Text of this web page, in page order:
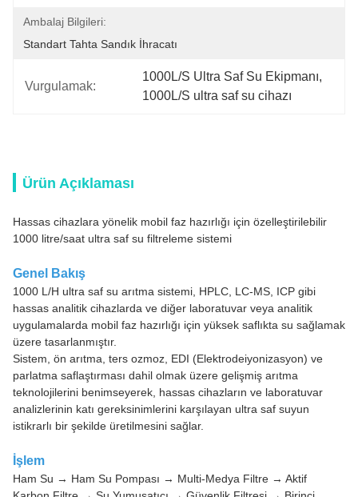
Ambalaj Bilgileri:
Standart Tahta Sandık İhracatı
Vurgulamak:
1000L/S Ultra Saf Su Ekipmanı,
1000L/S ultra saf su cihazı
Ürün Açıklaması
Hassas cihazlara yönelik mobil faz hazırlığı için özelleştirilebilir
1000 litre/saat ultra saf su filtreleme sistemi
Genel Bakış
1000 L/H ultra saf su arıtma sistemi, HPLC, LC-MS, ICP gibi
hassas analitik cihazlarda ve diğer laboratuvar veya analitik
uygulamalarda mobil faz hazırlığı için yüksek saflıkta su sağlamak
üzere tasarlanmıştır.
Sistem, ön arıtma, ters ozmoz, EDI (Elektrodeiyonizasyon) ve
parlatma saflaştırması dahil olmak üzere gelişmiş arıtma
teknolojilerini benimseyerek, hassas cihazların ve laboratuvar
analizlerinin katı gereksinimlerini karşılayan ultra saf suyun
istikrarlı bir şekilde üretilmesini sağlar.
İşlem
Ham Su → Ham Su Pompası → Multi-Medya Filtre → Aktif